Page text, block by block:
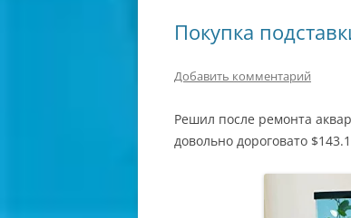
Покупка
Добавить комментарий
Решил после ремонта
довольно дороговато